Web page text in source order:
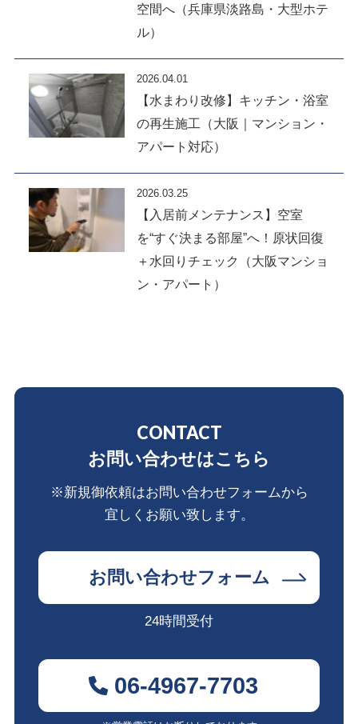
空間へ（兵庫県淡路島・大型ホテ
ル）
2026.04.01
【水まわり改修】キッチン・浴室
の再生施工（大阪｜マンション・
アパート対応）
2026.03.25
【入居前メンテナンス】空室
を“すぐ決まる部屋”へ！原状回復
＋水回りチェック（大阪マンショ
ン・アパート）
CONTACT
お問い合わせはこちら
※新規御依頼はお問い合わせフォームから
宜しくお願い致します。
お問い合わせフォーム
24時間受付
06-4967-7703